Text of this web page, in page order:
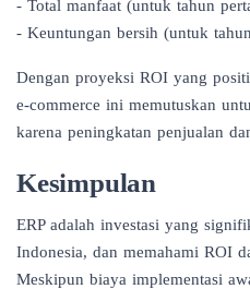
- Total manfaat (untuk tahun
- Keuntungan bersih (untuk
Dengan proyeksi ROI yang
e-commerce ini memutuskan
karena peningkatan penjualan
Kesimpulan
ERP adalah investasi yang
Indonesia, dan memahami ROI
Meskipun biaya implementasi